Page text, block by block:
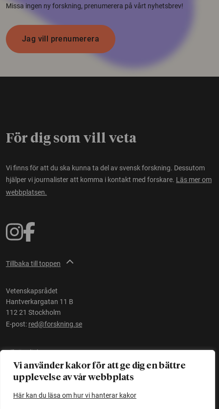
Vi använder kakor för att ge dig en bättre
upplevelse av vår webbplats
Här kan du läsa om hur vi hanterar kakor
Missa ingen ny forskning, prenumerera på vårt nyhetsbrev!
Jag vill prenumerera
För dig som vill veta
Vi finns för att du ska kunna ta del av svensk forskning. Dessutom
hjälper vi journalister att komma i kontakt med forskare. Läs mer om
webbplatsen.
Tillbaka till toppen
Vetenskapsrådet
Hantverkargatan 11 B
112 21 Stockholm
E-post: red@forskning.se
Tillgänglighet
Ett initiativ avVetenskapsrådet